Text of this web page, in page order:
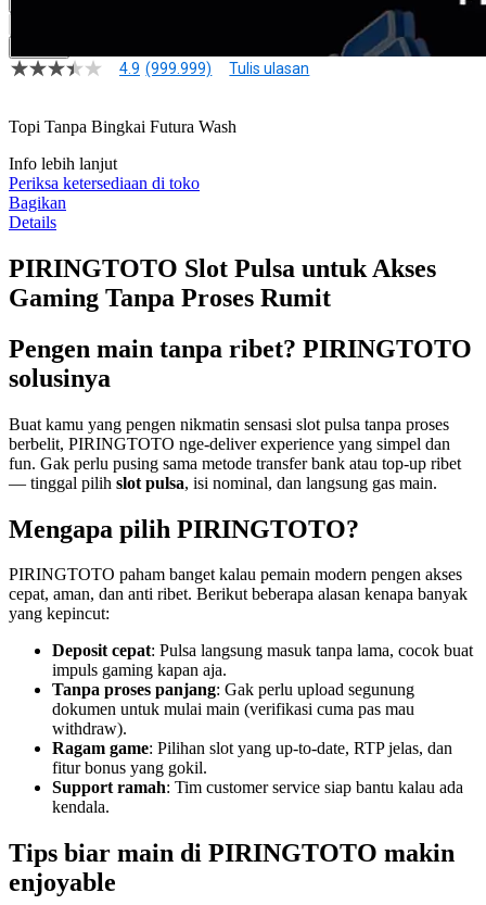
4.9
bintang,
rating
rata-
rata.
Read
13
Tautan
halaman
yang
4.9 (999.999) Tulis ulasan
Topi Tanpa Bingkai Futura Wash
Info lebih lanjut
Periksa ketersediaan di toko
Bagikan
Details
PIRINGTOTO Slot Pulsa untuk Akses
Gaming Tanpa Proses Rumit
Pengen main tanpa ribet? PIRINGTOTO
solusinya
Buat kamu yang pengen nikmatin sensasi slot pulsa tanpa proses
berbelit, PIRINGTOTO nge-deliver experience yang simpel dan
fun. Gak perlu pusing sama metode transfer bank atau top-up ribet
— tinggal pilih slot pulsa, isi nominal, dan langsung gas main.
Mengapa pilih PIRINGTOTO?
PIRINGTOTO paham banget kalau pemain modern pengen akses
cepat, aman, dan anti ribet. Berikut beberapa alasan kenapa banyak
yang kepincut:
Deposit cepat: Pulsa langsung masuk tanpa lama, cocok buat
impuls gaming kapan aja.
Tanpa proses panjang: Gak perlu upload segunung
dokumen untuk mulai main (verifikasi cuma pas mau
withdraw).
Ragam game: Pilihan slot yang up-to-date, RTP jelas, dan
fitur bonus yang gokil.
Support ramah: Tim customer service siap bantu kalau ada
kendala.
Tips biar main di PIRINGTOTO makin
enjoyable